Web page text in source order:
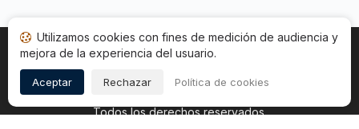
Inicio Estado opiniones Categorías
Copyright © 2026
Todos los derechos reservados.
Utilizamos cookies con fines de medición de audiencia y
mejora de la experiencia del usuario.
Aceptar Rechazar Política de cookies